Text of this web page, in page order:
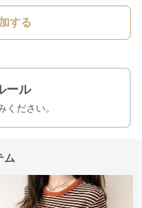
する
ール
ください。
ム